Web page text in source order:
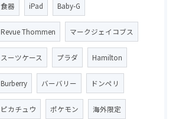
食器 iPad Baby-G
Revue Thommen マークジェイコブス
スーツケース プラダ Hamilton
Burberry バーバリー ドンペリ
ピカチュウ ポケモン 海外限定